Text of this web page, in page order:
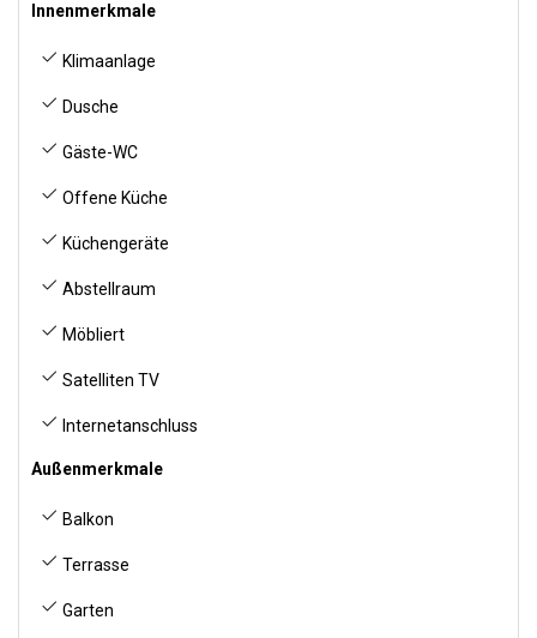
Innenmerkmale
Klimaanlage
Dusche
Gäste-WC
Offene Küche
Küchengeräte
Abstellraum
Möbliert
Satelliten TV
Internetanschluss
Außenmerkmale
Balkon
Terrasse
Garten